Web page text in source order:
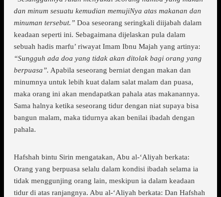
dan minum sesuatu kemudian memujiNya atas makanan dan
minuman tersebut.” Doa seseorang seringkali diijabah dalam
keadaan seperti ini. Sebagaimana dijelaskan pula dalam
sebuah hadis marfu’ riwayat Imam Ibnu Majah yang artinya:
“Sungguh ada doa yang tidak akan ditolak bagi orang yang
berpuasa”. Apabila seseorang berniat dengan makan dan
minumnya untuk lebih kuat dalam salat malam dan puasa,
maka orang ini akan mendapatkan pahala atas makanannya.
Sama halnya ketika seseorang tidur dengan niat supaya bisa
bangun malam, maka tidurnya akan benilai ibadah dengan
pahala.
Hafshah bintu Sirin mengatakan, Abu al-‘Aliyah berkata:
Orang yang berpuasa selalu dalam kondisi ibadah selama ia
tidak menggunjing orang lain, meskipun ia dalam keadaan
tidur di atas ranjangnya. Abu al-‘Aliyah berkata: Dan Hafshah